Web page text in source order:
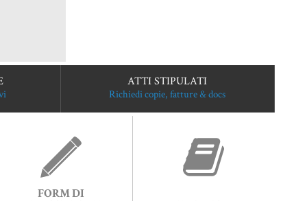
ATTI STIPULATI
Richiedi copie, fatture & docs
FORM DI